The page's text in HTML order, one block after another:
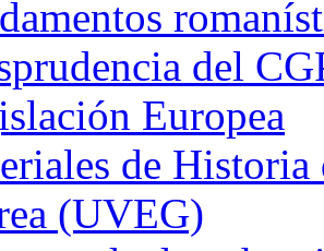
del
Europea
de
(UVEG)